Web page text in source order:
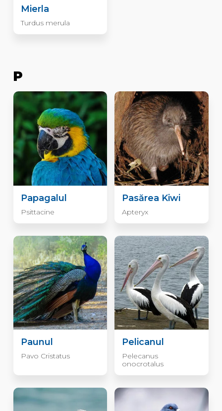
Mierla
Turdus merula
P
Papagalul
Psittacine
Pasărea Kiwi
Apteryx
Paunul
Pavo Cristatus
Pelicanul
Pelecanus
onocrotalus